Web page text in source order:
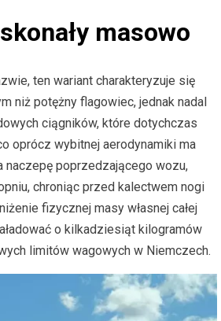
masowo
ten wariant charakteryzuje się
niż potężny flagowiec, jednak nadal
ciągników, które dotychczas
oprócz wybitnej aerodynamiki ma
naczepę poprzedzającego wozu,
chroniąc przed kalectwem nogi
fizycznej masy własnej całej
o kilkadziesiąt kilogramów
limitów wagowych w Niemczech.